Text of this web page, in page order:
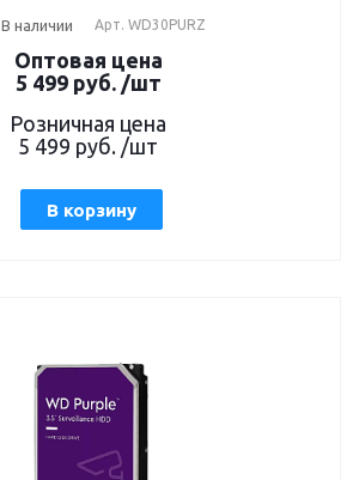
В наличии Арт. WD30PURZ
Оптовая цена
5 499 руб./шт
Розничная цена
5 499 руб. /шт
В корзину